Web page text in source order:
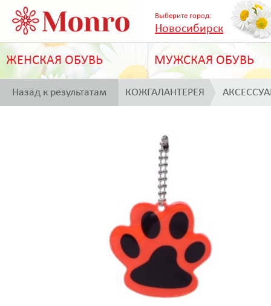
Выберите город:
Новосибирск
ЖЕНСКАЯ ОБУВЬ МУЖСКАЯ ОБУВЬ
Назад к результатам КОЖГАЛАНТЕРЕЯ